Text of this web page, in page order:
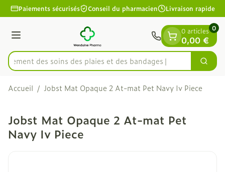
Aller au contenu
1 de 1
Paiements sécurisés Conseil du pharmacien Livraison rapide
Menu
Rechercherdes soins des plaies et des bandages
0 articles
0,00 €
0
Accueil / Jobst Mat Opaque 2 At-mat Pet Navy Iv Piece
Jobst Mat Opaque 2 At-mat Pet
Navy Iv Piece